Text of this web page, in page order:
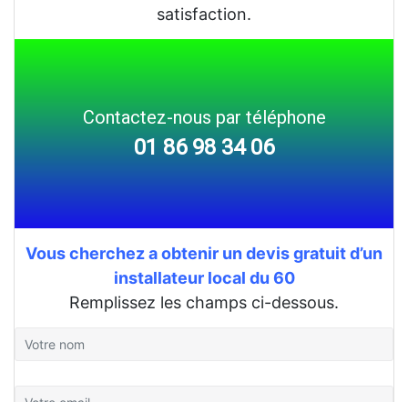
satisfaction.
Contactez-nous par téléphone
01 86 98 34 06
Vous cherchez a obtenir un devis gratuit d’un
installateur local du 60
Remplissez les champs ci-dessous.